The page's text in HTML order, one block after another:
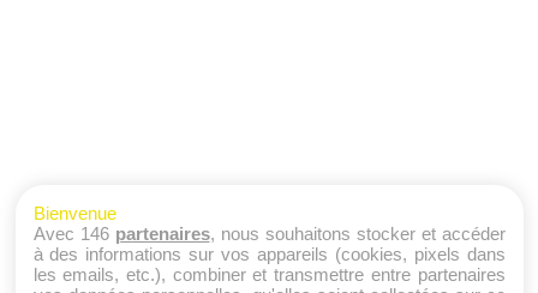
Bienvenue
Avec 146 partenaires, nous souhaitons stocker et accéder
à des informations sur vos appareils (cookies, pixels dans
les emails, etc.), combiner et transmettre entre partenaires